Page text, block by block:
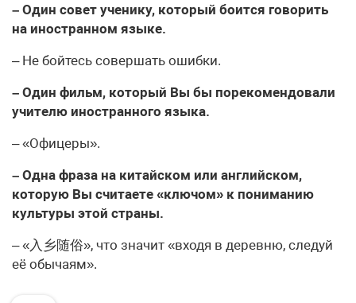
– Один совет ученику, который боится говорить
на иностранном языке.
– Не бойтесь совершать ошибки.
– Один фильм, который Вы бы порекомендовали
учителю иностранного языка.
– «Офицеры».
– Одна фраза на китайском или английском,
которую Вы считаете «ключом» к пониманию
культуры этой страны.
– «入乡随俗», что значит «входя в деревню, следуй
её обычаям».